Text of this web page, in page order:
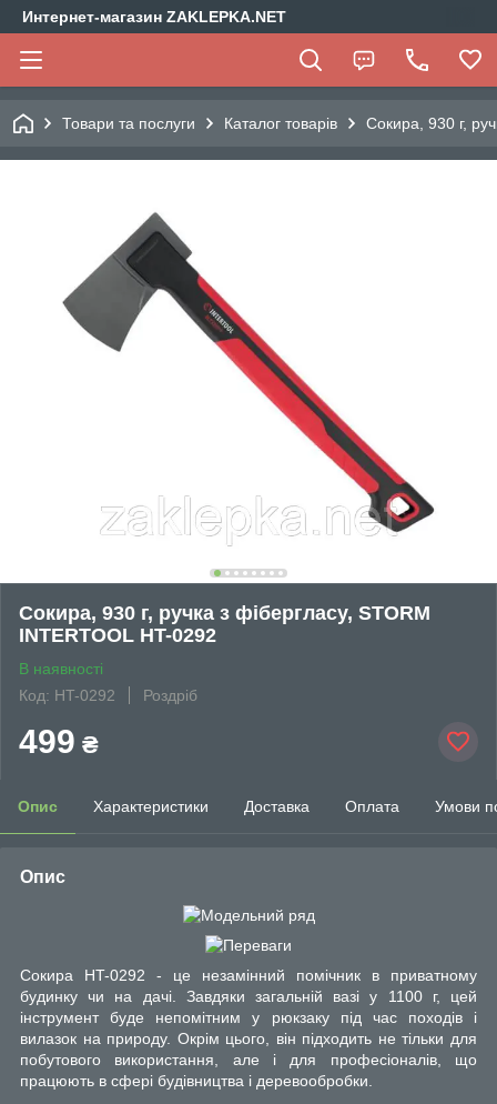
Интернет-магазин ZAKLEPKA.NET
Товари та послуги Каталог товарів Сокира, 930 г,
Сокира, 930 г, ручка з фібергласу, STORM
INTERTOOL HT-0292
В наявності
Код: HT-0292
Роздріб
499 ₴
Опис Характеристики Доставка Оплата Умови
Опис
Сокира HT-0292 - це незамінний помічник в приватному
будинку чи на дачі. Завдяки загальній вазі у 1100 г, цей
інструмент буде непомітним у рюкзаку під час походів і
вилазок на природу. Окрім цього, він підходить не тільки для
побутового використання, але і для професіоналів, що
працюють в сфері будівництва і деревообробки.